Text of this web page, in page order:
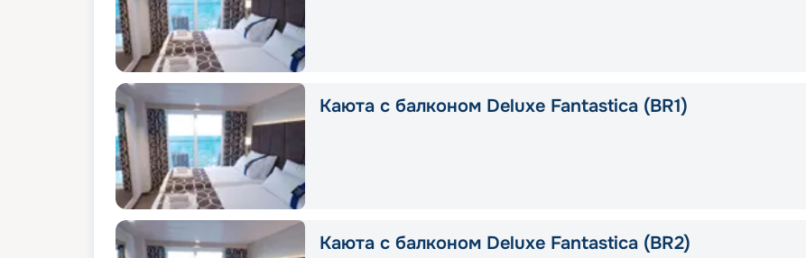
Каюта с балконом Deluxe Fantastica (BR1)
Каюта с балконом Deluxe Fantastica (BR2)